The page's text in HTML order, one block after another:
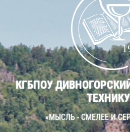
КГБПОУ
«МЫСЛЬ - СМЕЛЕЕ И